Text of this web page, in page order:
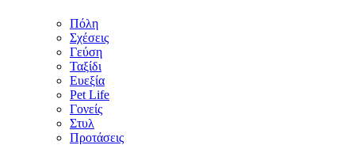
Πόλη
Σχέσεις
Γεύση
Ταξίδι
Ευεξία
Pet Life
Γονείς
Στυλ
Προτάσεις